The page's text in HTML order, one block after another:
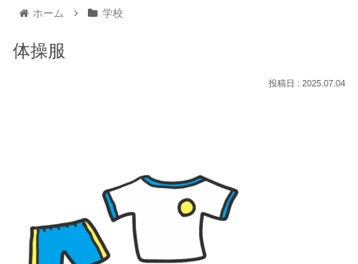
ホーム 学校
体操服
2025.07.04